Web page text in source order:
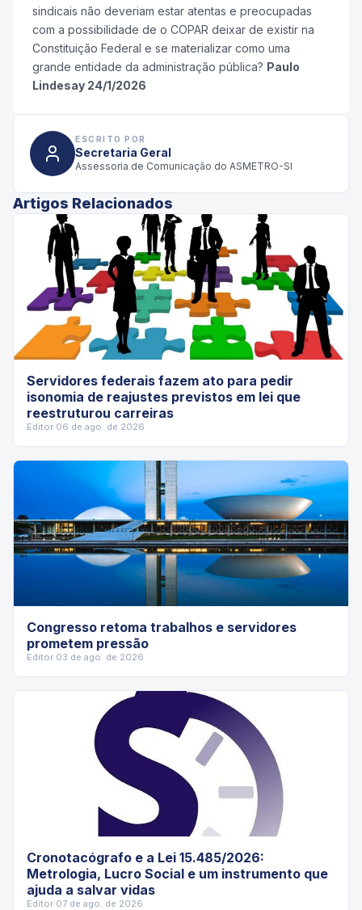
sindicais não deveriam estar atentas e preocupadas
com a possibilidade de o COPAR deixar de existir na
Constituição Federal e se materializar como uma
grande entidade da administração pública? Paulo
Lindesay 24/1/2026
ESCRITO POR
Secretaria Geral
Assessoria de Comunicação do ASMETRO-SI
Artigos Relacionados
Servidores federais fazem ato para pedir
isonomia de reajustes previstos em lei que
reestruturou carreiras
Editor·06 de ago. de 2026
Congresso retoma trabalhos e servidores
prometem pressão
Editor·03 de ago. de 2026
Cronotacógrafo e a Lei 15.485/2026:
Metrologia, Lucro Social e um instrumento que
ajuda a salvar vidas
Editor·07 de ago. de 2026